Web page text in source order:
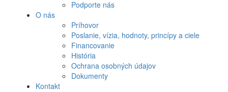
Podporte nás
O nás
Príhovor
Poslanie, vízia, hodnoty, princípy a ciele
Financovanie
História
Ochrana osobných údajov
Dokumenty
Kontakt